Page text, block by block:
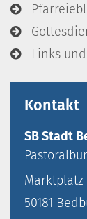
Links
Kontakt
SB Stadt
Marktplatz
50181